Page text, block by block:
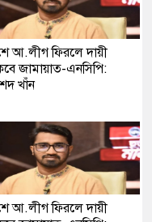
আ.লীগ ফিরলে দায়ী
জামায়াত-এনসিপি:
খাঁন
আ.লীগ ফিরলে দায়ী